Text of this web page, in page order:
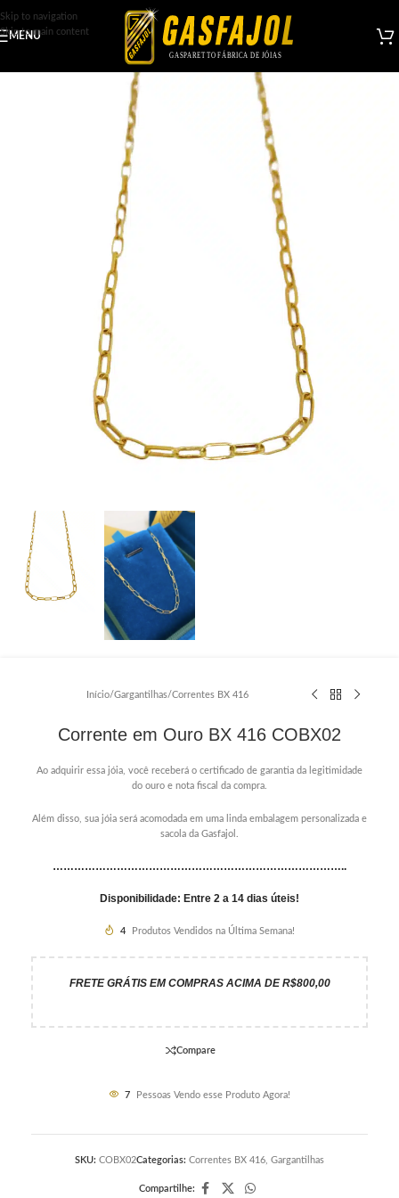
Skip to navigation
Skip to main content
MENU
Início/Gargantilhas/Correntes BX 416
Corrente em Ouro BX 416 COBX02
Ao adquirir essa jóia, você receberá o certificado de garantia da legitimidade
do ouro e nota fiscal da compra.
Além disso, sua jóia será acomodada em uma linda embalagem personalizada e
sacola da Gasfajol.
………………………………………………………………………..
Disponibilidade: Entre 2 a 14 dias úteis!
4 Produtos Vendidos na Última Semana!
FRETE GRÁTIS EM COMPRAS ACIMA DE R$800,00
Compare
7 Pessoas Vendo esse Produto Agora!
SKU: COBX02Categorias: Correntes BX 416 Gargantilhas
Compartilhe: